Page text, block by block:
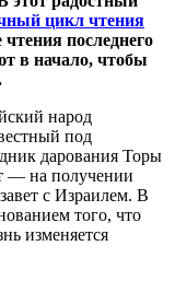
цикл чтения
последнего
в начало, чтобы
народ
под
дарования Торы
— на получении
с Израилем. В
того, что
изменяется